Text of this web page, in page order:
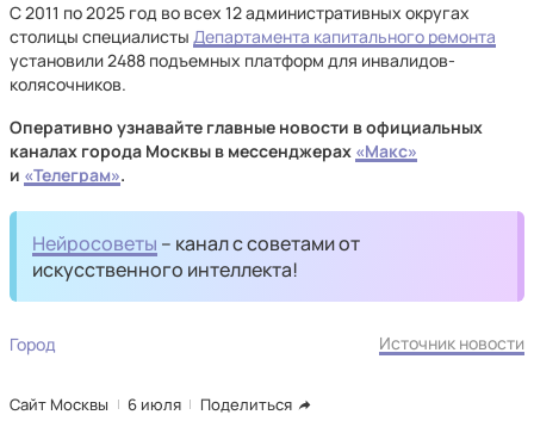
С 2011 по 2025 год во всех 12 административных округах
столицы специалисты Департамента капитального ремонта
установили 2488 подъемных платформ для инвалидов-
колясочников.
Оперативно узнавайте главные новости в официальных
каналах города Москвы в мессенджерах «Макс»
и «Телеграм».
Нейросоветы – канал с советами от
искусственного интеллекта!
Город Источник новости
Сайт Москвы 6 июля Поделиться